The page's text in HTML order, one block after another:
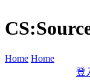
Home Home
登